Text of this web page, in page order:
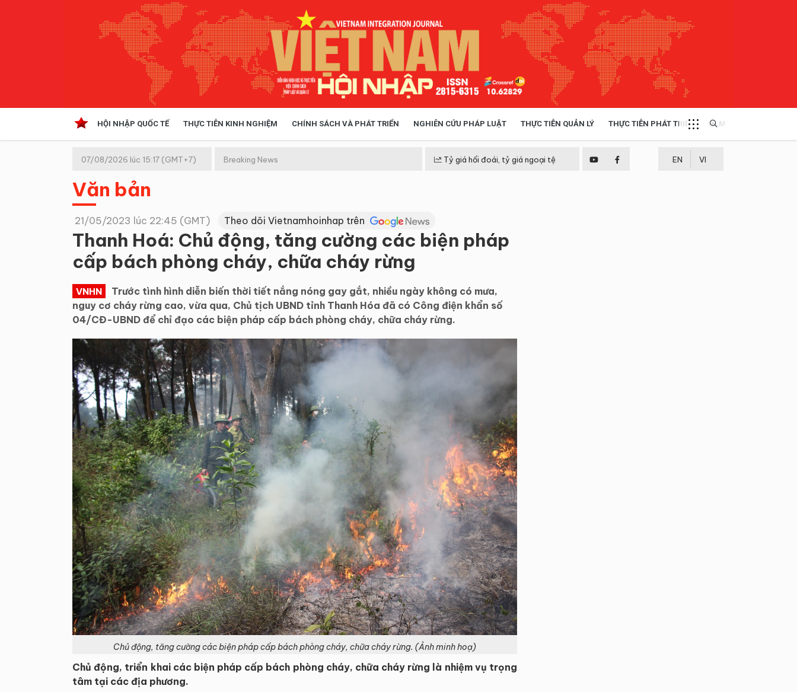
HỘI NHẬP QUỐC TẾ THỰC TIỄN KINH NGHIỆM CHÍNH SÁCH VÀ PHÁT TRIỂN NGHIÊN CỨU PHÁP LUẬT THỰC TIỄN QUẢN LÝ THỰC TIỄN PHÁT TRIỂN MULTIMEDIA
Kinh tế hội nhập
Doanh nghiệp
07/08/2026 lúc 15:17 (GMT+7) Breaking News Tỷ giá hối đoái, tỷ giá ngoại tệ EN VI
Văn bản
21/05/2023 lúc 22:45 (GMT) Theo dõi Vietnamhoinhap trên
Thanh Hoá: Chủ động, tăng cường các biện pháp
cấp bách phòng cháy, chữa cháy rừng
VNHN
Trước tình hình diễn biến thời tiết nắng nóng gay gắt, nhiều ngày không có mưa,
nguy cơ cháy rừng cao, vừa qua, Chủ tịch UBND tỉnh Thanh Hóa đã có Công điện khẩn số
04/CĐ-UBND để chỉ đạo các biện pháp cấp bách phòng cháy, chữa cháy rừng.
Chủ động, tăng cường các biện pháp cấp bách phòng cháy, chữa cháy rừng. (Ảnh minh hoạ)
Chủ động, triển khai các biện pháp cấp bách phòng cháy, chữa cháy rừng là nhiệm vụ trọng
tâm tại các địa phương.